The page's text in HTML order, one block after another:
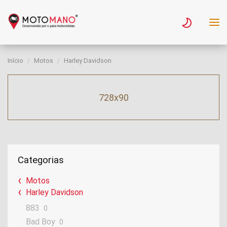
Início Motos Harley Davidson
728x90
Categorias
Motos
Harley Davidson
883
0
Bad Boy 0